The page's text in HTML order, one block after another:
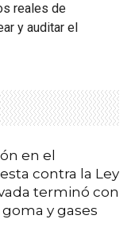
reales de
y auditar el
en el
contra la Ley
terminó con
y gases